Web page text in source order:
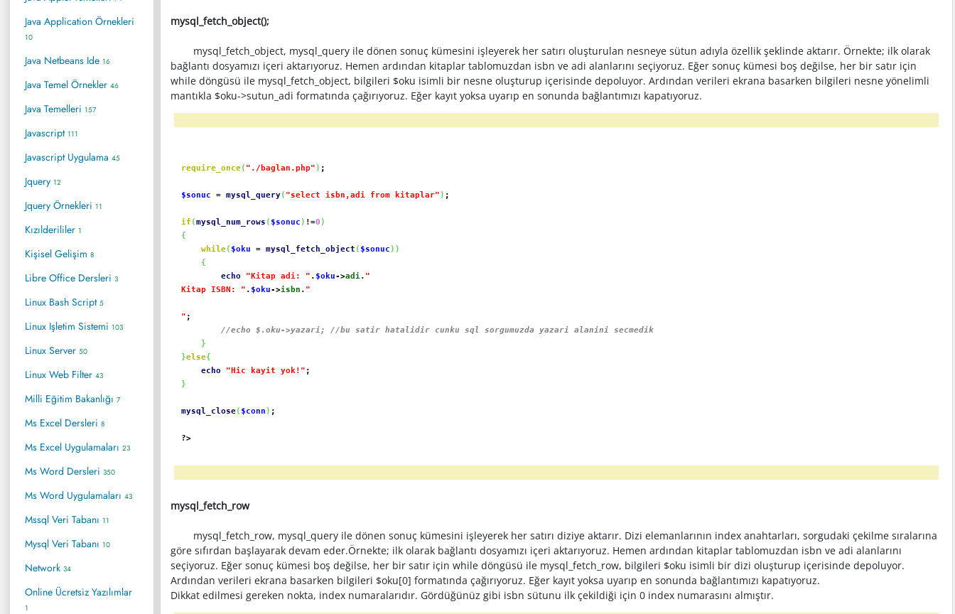
Java Application Örnekleri
10
Java Netbeans Ide 16
Java Temel Örnekler 46
Java Temelleri 157
Javascript 111
Javascript Uygulama 45
Jquery 12
Jquery Örnekleri 11
Kızılderililer 1
Kişisel Gelişim 8
Libre Office Dersleri 3
Linux Bash Script 5
Linux Işletim Sistemi 103
Linux Server 50
Linux Web Filter 43
Milli Eğitim Bakanlığı 7
Ms Excel Dersleri 8
Ms Excel Uygulamaları 23
Ms Word Dersleri 350
Ms Word Uygulamaları 43
Mssql Veri Tabanı 11
Mysql Veri Tabanı 10
Network 34
Online Ücretsiz Yazılımlar
1
mysql_fetch_object();
mysql_fetch_object, mysql_query ile dönen sonuç kümesini işleyerek her satırı oluşturulan nesneye sütun adıyla özellik şeklinde aktarır. Örnekte; ilk olarak
bağlantı dosyamızı içeri aktarıyoruz. Hemen ardından kitaplar tablomuzdan isbn ve adi alanlarını seçiyoruz. Eğer sonuç kümesi boş değilse, her bir satır için
while döngüsü ile mysql_fetch_object, bilgileri $oku isimli bir nesne oluşturup içerisinde depoluyor. Ardından verileri ekrana basarken bilgileri nesne yönelimli
mantıkla $oku->sutun_adi formatında çağırıyoruz. Eğer kayıt yoksa uyarıp en sonunda bağlantımızı kapatıyoruz.
require_once( "./baglan.php" ) ;
$sonuc =mysql_query( "select isbn,adi from kitaplar" ) ;
if (mysql_num_rows ( $sonuc ) !=0 )
{
while( $oku =mysql_fetch_object ( $sonuc ) )
{
echo
"Kitap adi: " . $oku->adi . "
Kitap ISBN: " . $oku->isbn . "
" ;
//echo $.oku->yazari; //bu satir hatalidir cunku sql sorgumuzda yazari alanini secmedik
}
}else{
echo
"Hic kayit yok!" ;
}
mysql_close( $conn ) ;
?>
mysql_fetch_row
mysql_fetch_row, mysql_query ile dönen sonuç kümesini işleyerek her satırı diziye aktarır. Dizi elemanlarının index anahtarları, sorgudaki çekilme sıralarına
göre sıfırdan başlayarak devam eder.Örnekte; ilk olarak bağlantı dosyamızı içeri aktarıyoruz. Hemen ardından kitaplar tablomuzdan isbn ve adi alanlarını
seçiyoruz. Eğer sonuç kümesi boş değilse, her bir satır için while döngüsü ile mysql_fetch_row, bilgileri $oku isimli bir dizi oluşturup içerisinde depoluyor.
Ardından verileri ekrana basarken bilgileri $oku[0] formatında çağırıyoruz. Eğer kayıt yoksa uyarıp en sonunda bağlantımızı kapatıyoruz.
Dikkat edilmesi gereken nokta, index numaralarıdır. Gördüğünüz gibi isbn sütunu ilk çekildiği için 0 index numarasını almıştır.